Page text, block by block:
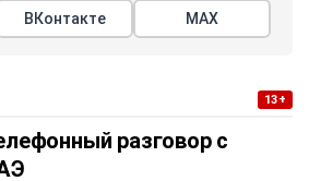
ВКонтакте МАХ
13+
разговор с